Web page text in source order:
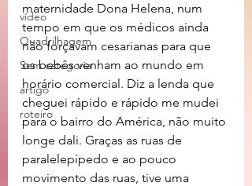
vídeo
Quadrilhagem
Sem categoria
artigo
roteiro
maternidade Dona Helena, num
tempo em que os médicos ainda
não forçavam cesarianas para que
os bebês venham ao mundo em
horário comercial. Diz a lenda que
cheguei rápido e rápido me mudei
para o bairro do América, não muito
longe dali. Graças as ruas de
paralelepípedo e ao pouco
movimento das ruas, tive uma